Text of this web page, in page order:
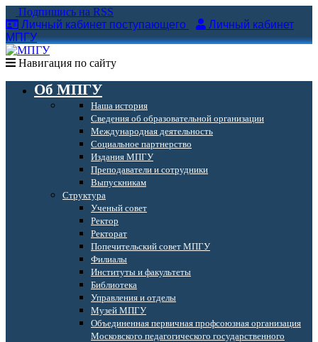
Подпишись на RSS
Личный кабинет поступающего
Личный кабинет
МПГУ
Навигация по сайту
Об МПГУ
Наша история
Сведения об образовательной организации
Международная деятельность
Социальное партнерство
Издания МПГУ
Преподаватели и сотрудники
Выпускникам
Структура
Ученый совет
Ректор
Ректорат
Попечительский совет МПГУ
Филиалы
Институты и факультеты
Библиотека
Управления и отделы
Музей МПГУ
Объединенная первичная профсоюзная организация
Московского педагогического государственного